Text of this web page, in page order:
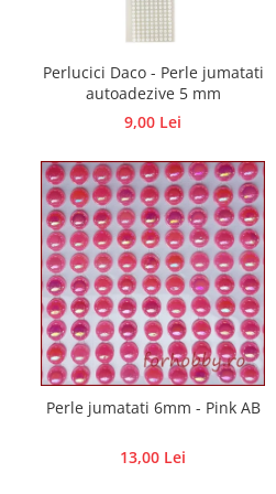
Perlucici Daco - Perle jumatati
autoadezive 5 mm
9,00 Lei
Perle jumatati 6mm - Pink AB
13,00 Lei